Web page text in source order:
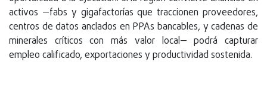
activos —fabs y gigafactorías que traccionen proveedores,
centros de datos anclados en PPAs bancables, y cadenas de
minerales críticos con más valor local— podrá capturar
empleo calificado, exportaciones y productividad sostenida.